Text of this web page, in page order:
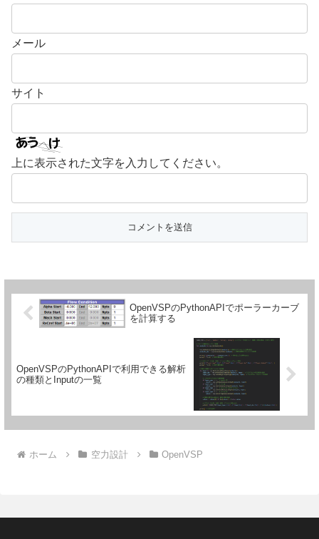
メール
サイト
上に表示された文字を入力してください。
OpenVSPのPythonAPIでポーラーカーブ
を計算する
OpenVSPのPythonAPIで利用できる解析
の種類とInputの一覧
ホーム 空力設計 OpenVSP